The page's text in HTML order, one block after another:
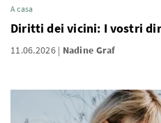
A casa
Diritti dei vicini: I vostri
11.06.2026 Nadine Graf